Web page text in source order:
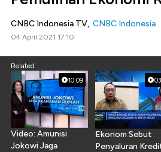
CNBC Indonesia TV, CNBC Indonesia
04 April 2021 17:10
Related
10:09
Video: Amunisi
Jokowi Jaga
Ekonom Sebut
Penyaluran